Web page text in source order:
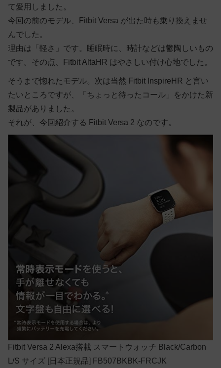
て愛用しました。
今回の前のモデル、Fitbit Versa が出た時も乗り換えませ
んでした。
理由は「軽さ」です。睡眠時に、時計などは鬱陶しいもの
です。その点、Fitbit AltaHR はやさしい付け心地でした。
そうまで惚れたモデル。次は当然 Fitbit InspireHR と言い
たいところですが、「ちょっと待ったコール」をかけた新
製品がありました。
それが、今回紹介する Fitbit Versa 2 なのです。
Fitbit Versa 2 Alexa搭載 スマートウォッチ Black/Carbon
L/S サイズ [日本正規品] FB507BKBK-FRCJK